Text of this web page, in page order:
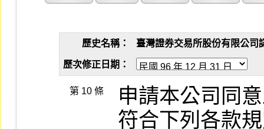
歷史名稱： 臺灣證券交易所股份有限公司
歷次修正日期：
第 10 條
申請本公司同
符合下列各款